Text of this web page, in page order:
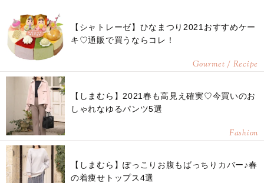
【シャトレーゼ】ひなまつり2021おすすめケー
キ♡通販で買うならコレ！
Gourmet / Recipe
【しまむら】2021春も高見え確実♡今買いのお
しゃれなゆるパンツ5選
Fashion
【しまむら】ぽっこりお腹もばっちりカバー♪春
の着痩せトップス4選